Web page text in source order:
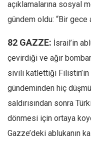
açıklamalarına sosyal
gündem oldu: “Bir gece
82 GAZZE: İsrail’in
çevirdiği ve ağır
sivili katlettiği Filistin’in
gündeminden hiç
saldırısından sonra
dönmesi için ortaya
Gazze’deki ablukanın